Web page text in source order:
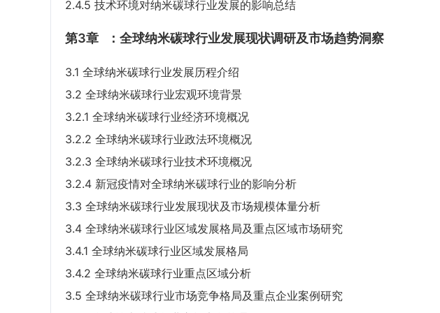
2.4.5 技术环境对纳米碳球行业发展的影响总结
第3章 ：全球纳米碳球行业发展现状调研及市场趋势洞察
3.1 全球纳米碳球行业发展历程介绍
3.2 全球纳米碳球行业宏观环境背景
3.2.1 全球纳米碳球行业经济环境概况
3.2.2 全球纳米碳球行业政法环境概况
3.2.3 全球纳米碳球行业技术环境概况
3.2.4 新冠疫情对全球纳米碳球行业的影响分析
3.3 全球纳米碳球行业发展现状及市场规模体量分析
3.4 全球纳米碳球行业区域发展格局及重点区域市场研究
3.4.1 全球纳米碳球行业区域发展格局
3.4.2 全球纳米碳球行业重点区域分析
3.5 全球纳米碳球行业市场竞争格局及重点企业案例研究